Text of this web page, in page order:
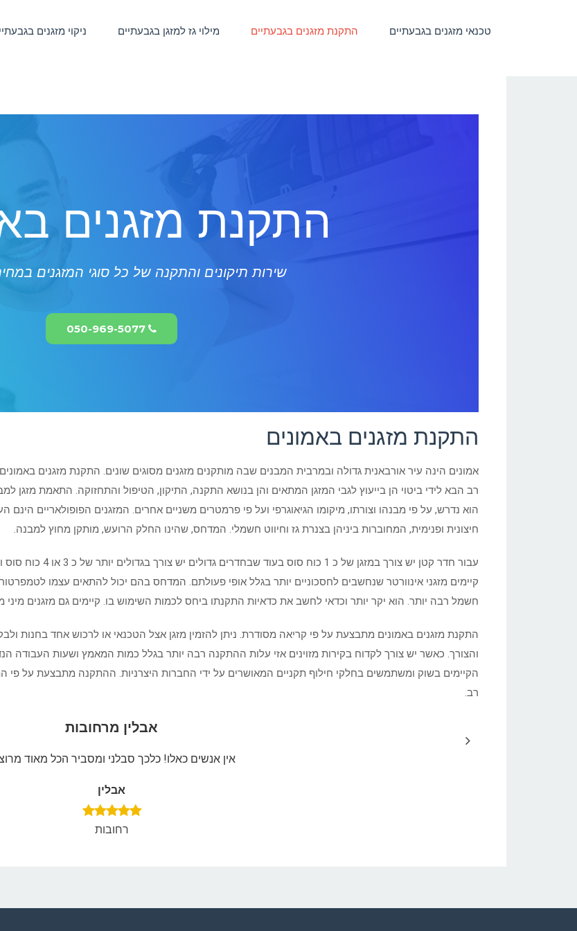
טכנאי מזגנים בגבעתיים התקנת מזגנים בגבעתיים מילוי גז למזגן בגבעתיים ניקוי מזגנים
התקנת מזגנים
שירות תיקונים והתקנה של כל סוגי המזגנים
050-969-5077
התקנת מזגנים באמונים
אמונים הינה עיר אורבאנית גדולה ובמרבית המבנים שבה מותקנים מזגנים מסוגים שונים. התקנת מזגנים
רב הבא לידי ביטוי הן בייעוץ לגבי המזגן המתאים והן בנושא התקנה, התיקון, הטיפול והתחזוקה. התאמת מזגן
הוא נדרש, על פי מבנהו וצורתו, מיקומו הגיאוגרפי ועל פי פרמטרים משניים אחרים. המזגנים הפופולאריים
חיצונית ופנימית, המחוברות ביניהן בצנרת גז וחיווט חשמלי. המדחס, שהינו החלק הרועש, מותקן מחוץ למבנה.
עבור חדר קטן יש צורך
קיימים מזגני אינוורטר שנחשבים לחסכוניים יותר בגלל אופי פעולתם. המדחס בהם יכול להתאים עצמו
חשמל רבה יותר. הוא יקר יותר וכדאי לחשב את כדאיות התקנתו ביחס לכמות השימוש בו. קיימים גם מזגנים מיני
התקנת מזגנים באמונים מתבצעת על פי קריאה מסודרת. ניתן להזמין מזגן אצל הטכנאי או לרכוש אחד
והצורך. כאשר יש צורך לקדוח בקירות מזוינים אזי עלות ההתקנה רבה יותר בגלל כמות המאמץ ושעות העבודה
הקיימים בשוק ומשתמשים בחלקי חילוף תקניים המאושרים על ידי החברות היצרניות. ההתקנה מתבצעת על פי
רב.
אבלין מרחובות
אין אנשים כאלו! כלכך סבלני ומסביר הכל מאוד
אבלין
רחובות